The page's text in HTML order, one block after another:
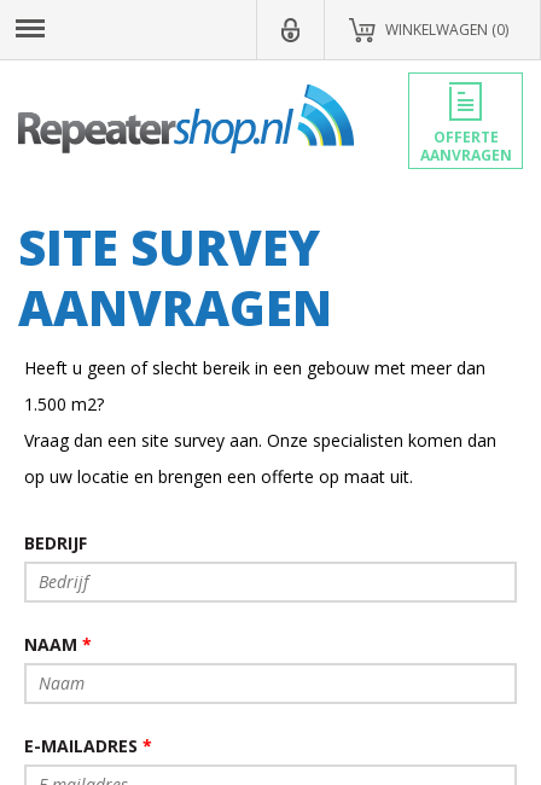
WINKELWAGEN (0)
OFFERTE
AANVRAGEN
SITE SURVEY
AANVRAGEN
Heeft u geen of slecht bereik in een gebouw met meer dan
1.500 m2?
Vraag dan een site survey aan. Onze specialisten komen dan
op uw locatie en brengen een offerte op maat uit.
BEDRIJF
NAAM *
E-MAILADRES *